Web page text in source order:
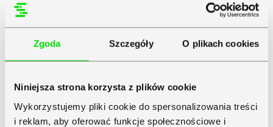
Zgoda Szczegóły O plikach cookies
Niniejsza strona korzysta z plików cookie
Wykorzystujemy pliki cookie do spersonalizowania treści
i reklam, aby oferować funkcje społecznościowe i